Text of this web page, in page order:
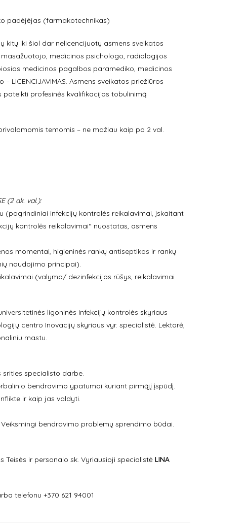
padėjėjas (farmakotechnikas)
kitų iki šiol dar nelicencijuotų asmens sveikatos
medicinos psichologo, radiologijos
medicinos pagalbos paramediko, medicinos
Asmens sveikatos priežiūros
profesinės kvalifikacijos tobulinimą
temomis – ne mažiau kaip po 2 val.
(2 ak. val.):
(pagrindiniai infekcijų kontrolės reikalavimai, įskaitant
kontrolės reikalavimai“ nuostatas, asmens
momentai, higieninės rankų antiseptikos ir rankų
naudojimo principai).
(valymo/ dezinfekcijos rūšys, reikalavimai
ligoninės Infekcijų kontrolės skyriaus
centro Inovacijų skyriaus vyr. specialistė. Lektorė,
mastu.
specialisto darbe.
bendravimo ypatumai kuriant pirmąjį įspūdį.
ir kaip jas valdyti.
bendravimo problemų sprendimo būdai.
Teisės ir personalo sk. Vyriausioji specialistė LINA
telefonu +370 621 94001